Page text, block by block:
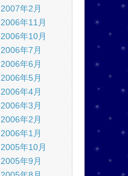
2007年2月
2006年11月
2006年10月
2006年7月
2006年6月
2006年5月
2006年4月
2006年3月
2006年2月
2006年1月
2005年10月
2005年9月